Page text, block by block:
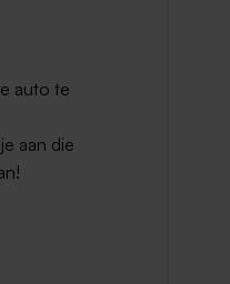
auto te
aan die